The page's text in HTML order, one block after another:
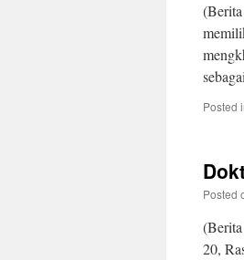
Posted
Posted
20,